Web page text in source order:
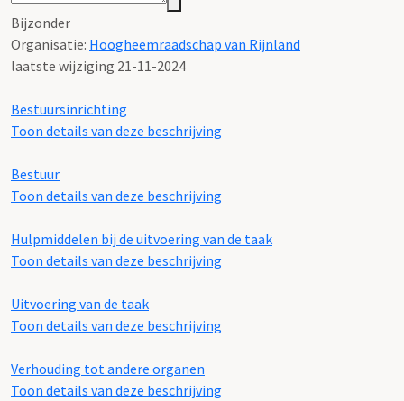
Bijzonder
Organisatie: Hoogheemraadschap van Rijnland
laatste wijziging 21-11-2024
Bestuursinrichting
Toon details van deze beschrijving
Bestuur
Toon details van deze beschrijving
Hulpmiddelen bij de uitvoering van de taak
Toon details van deze beschrijving
Uitvoering van de taak
Toon details van deze beschrijving
Verhouding tot andere organen
Toon details van deze beschrijving